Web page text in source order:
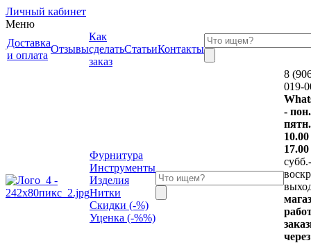
Личный кабинет
Меню
Доставка
и оплата
Отзывы
Как
сделать
заказ
СтатьиКонтакты
Фурнитура
Инструменты
Изделия
Нитки
Скидки (-%)
Уценка (-%%)
8
019-
-
17.00
субб.-